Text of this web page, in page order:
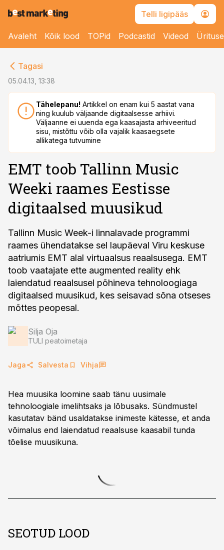
Telli ligipääs
Avaleht Kõik lood TOPid Podcastid Videod
Tagasi
05.04.13, 13:38
Tähelepanu! Artikkel on enam kui 5 aastat vana
ning kuulub väljaande digitaalsesse arhiivi.
Väljaanne ei uuenda ega kaasajasta arhiveeritud
sisu, mistõttu võib olla vajalik kaasaegsete
allikatega tutvumine
EMT toob Tallinn Music
Weeki raames Eestisse
digitaalsed muusikud
Tallinn Music Week-i linnalavade programmi
raames ühendatakse sel laupäeval Viru keskuse
aatriumis EMT alal virtuaalsus reaalsusega. EMT
toob vaatajate ette augmented reality ehk
laiendatud reaalsusel põhineva tehnoloogiaga
digitaalsed muusikud, kes seisavad sõna otseses
mõttes peopesal.
Silja Oja
TULI peatoimetaja
Jaga Salvesta Vihja
Hea muusika loomine saab tänu uusimale
tehnoloogiale imelihtsaks ja lõbusaks. Sündmustel
kasutatav bänd usaldatakse inimeste kätesse, et anda
võimalus end laiendatud reaalsuse kaasabil tunda
tõelise muusikuna.
SEOTUD LOOD